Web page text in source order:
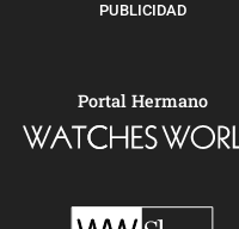
PUBLICIDAD
Portal Hermano